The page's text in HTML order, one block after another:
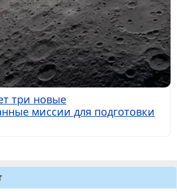
три новые
миссии для подготовки